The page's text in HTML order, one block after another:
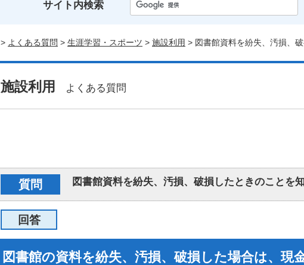
サイト内検索
> よくある質問 > 生涯学習・スポーツ > 施設利用 > 図書館資料を紛失、汚損、
施設利用 よくある質問
質問 図書館資料を紛失、汚損、破損したときのことを知
回答
図書館の資料を紛失、汚損、破損した場合は、